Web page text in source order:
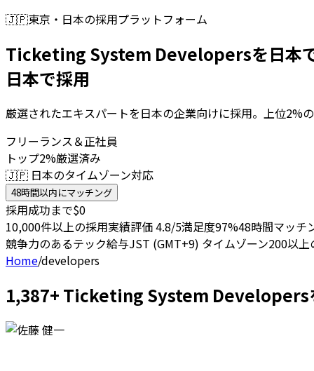
🇯🇵東京・日本の採用プラットフォーム
Ticketing System Developersを日本
日本で採用
厳選されたエキスパートを日本の企業向けに採用。上位2%
フリーランス＆正社員
トップ2%厳選済み
🇯🇵 日本のタイムゾーン対応
48時間以内にマッチング
採用成功まで$0
10,000件以上の採用実績評価 4.8/5満足度97%48時間マッチ
競争力のあるテック給与JST (GMT+9) タイムゾーン200以上
Home/developers
1,387+ Ticketing System Developers